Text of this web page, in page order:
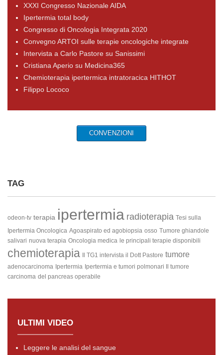
XXXI Congresso Nazionale AIDA
Ipertermia total body
Congresso di Oncologia Integrata 2020
Convegno ARTOI sulle terapie oncologiche integrate
Intervista a Carlo Pastore su Sanissimi
Cristiana Aperio su Medicina365
Chemioterapia ipertermica intratoracica HITHOT
Filippo Lococo
CONVENZIONI
TAG
odeon-tv terapia ipertermia radioterapia Tesi sulla
Ipertermia Oncologica Agoaspirato ed agobiopsia osso Tumore ghiandole
salivari nuova terapia Oncologia medica le principali terapie disponibili
chemioterapia Il TG1 intervista il Dott Pastore tumore
adenocarcinoma Ipertermia Ipertermia e tumori polmonari
Il tumore
carcinoma del pancreas operabile
ULTIMI VIDEO
Leggere le analisi del sangue